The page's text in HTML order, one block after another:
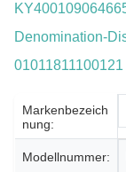
Denomination-
01011811100121
Markenbezeich
Nung:
Modellnummer: